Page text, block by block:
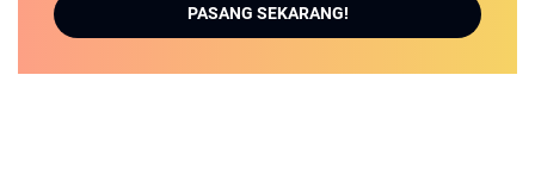
PASANG SEKARANG!